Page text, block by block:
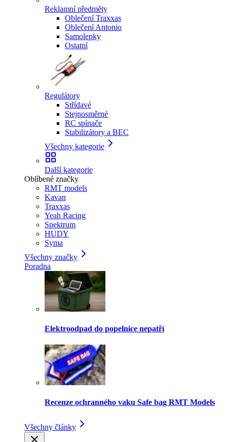
Reklamní předměty
Oblečení Traxxas
Oblečení Antonio
Samolepky
Ostatní
Regulátory
Střídavé
Stejnosměrné
RC spínače
Stabilizátory a BEC
Všechny kategorie
Další kategorie
Oblíbené značky
RMT models
Kavan
Traxxas
Yeah Racing
Spektrum
HUDY
Syma
Všechny značky
Poradna
Elektroodpad do popelnice nepatří
Recenze ochranného vaku Safe bag RMT Models
Všechny články